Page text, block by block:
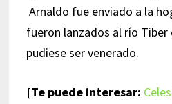
Arnaldo fue enviado a la
fueron lanzados al río Tiber
pudiese ser venerado.
[Te puede interesar: